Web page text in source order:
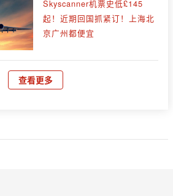
Skyscanner机票史低£145
起！近期回国抓紧订！上海北
京广州都便宜
查看更多